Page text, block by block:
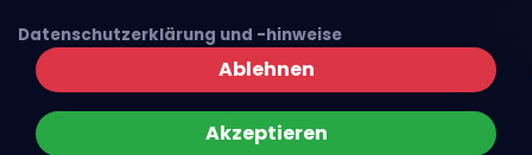
Datenschutzerklärung und -hinweise
Ablehnen
Akzeptieren